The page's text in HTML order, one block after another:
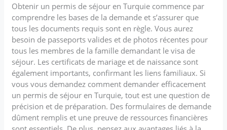
Obtenir un permis de séjour en Turquie commence par
comprendre les bases de la demande et s’assurer que
tous les documents requis sont en règle. Vous aurez
besoin de passeports valides et de photos récentes pour
tous les membres de la famille demandant le visa de
séjour. Les certificats de mariage et de naissance sont
également importants, confirmant les liens familiaux. Si
vous vous demandez comment demander efficacement
un permis de séjour en Turquie, tout est une question de
précision et de préparation. Des formulaires de demande
dûment remplis et une preuve de ressources financières